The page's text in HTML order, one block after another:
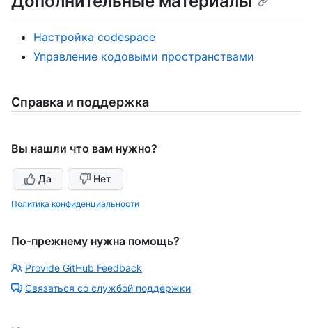
Настройка codespace
Управление кодовыми пространствами
Справка и поддержка
Вы нашли что вам нужно?
Да Нет
Политика конфиденциальности
По-прежнему нужна помощь?
Provide GitHub Feedback
Связаться со службой поддержки